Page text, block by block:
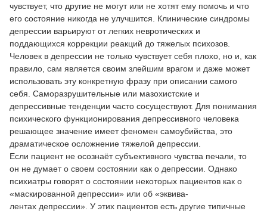
чувствует, что другие не могут или не хотят ему помочь и что
его состояние никогда не улучшится. Клинические синдромы
депрессии варьируют от легких невротических и
поддающихся коррекции реакций до тяжелых психозов.
Человек в депрессии не только чувствует себя плохо, но и, как
правило, сам является своим злейшим врагом и даже может
использовать эту конкретную фразу при описании самого
себя. Саморазрушительные или мазохистские и
депрессивные тенденции часто сосуществуют. Для понимания
психического функционирования депрессивного человека
решающее значение имеет феномен самоубийства, это
драматическое осложнение тяжелой депрессии.
Если пациент не осознаёт субъективного чувства печали, то
он не думает о своем состоянии как о депрессии. Однако
психиатры говорят о состоянии некоторых пациентов как о
«маскированной депрессии» или об «эквива-
лентах депрессии». У этих пациентов есть другие типичные